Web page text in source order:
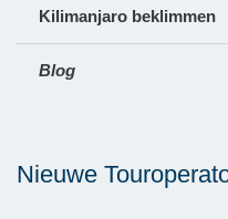
Kilimanjaro beklimmen
Blog
Nieuwe